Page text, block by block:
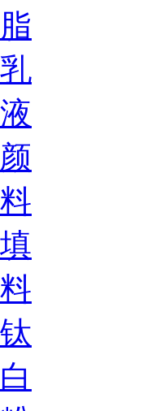
脂
乳
液
颜
料
填
料
钛
白